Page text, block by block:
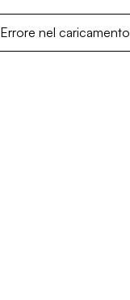
Errore nel caricamento